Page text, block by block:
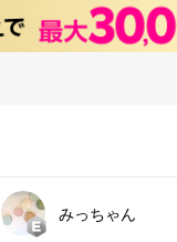
みっちゃん